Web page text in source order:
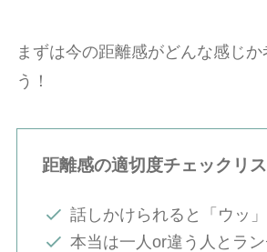
まずは今の距離感がどんな感じか
う！
距離感の適切度チェックリ
話しかけられると「ウッ
本当は一人or違う人とラ